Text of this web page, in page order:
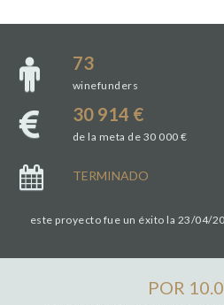
73
winefunders
30 914 €
de la meta de 30 000 €
TERMINADO
este proyecto fue un éxito la 23/04/
POR